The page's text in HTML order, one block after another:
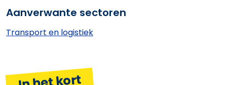
Aanverwante sectoren
Transport en logistiek